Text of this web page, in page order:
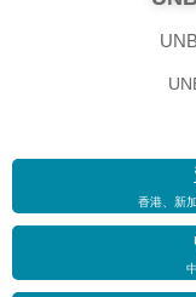
香港、新